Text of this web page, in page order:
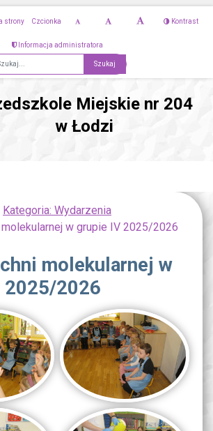
strony Czcionka Kontrast
Informacja administratora
Miejskie nr 204
w Łodzi
Kategoria: Wydarzenia
w grupie IV 2025/2026
molekularnej w
2025/2026